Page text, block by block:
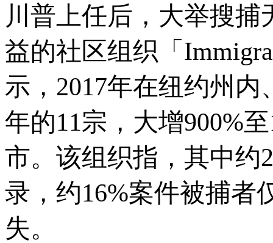
川普上任后，大举搜捕
益的社区组织「
示，2017年在纽约州内
年的11宗，大增900%
市。 该组织指，其中约
录，约16%案件被捕者
失。